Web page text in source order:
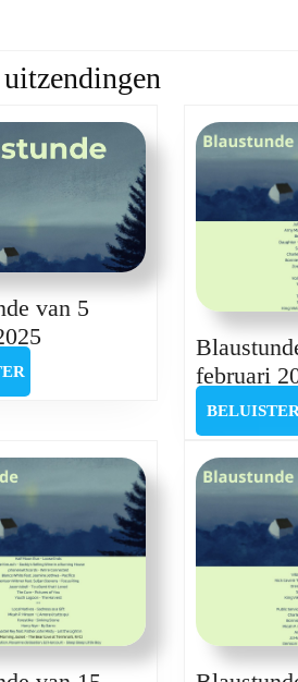
van 5
Blaustunde
februari
BELUISTER